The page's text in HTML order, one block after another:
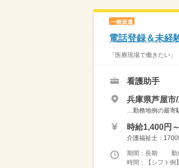
一般派遣
電話登録＆未経
「医療現場で働きたい
看護助手
兵庫県芦屋市
…勤務地例の最寄
時給1,400円
介護福祉士：
期間：長期 勤
時間：【シフト